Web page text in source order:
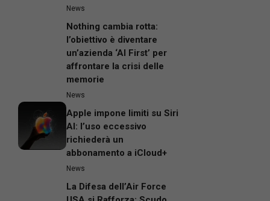
News
Nothing cambia rotta:
l’obiettivo è diventare
un’azienda ‘AI First’ per
affrontare la crisi delle
memorie
News
Apple impone limiti su Siri
AI: l’uso eccessivo
richiederà un
abbonamento a iCloud+
News
La Difesa dell’Air Force